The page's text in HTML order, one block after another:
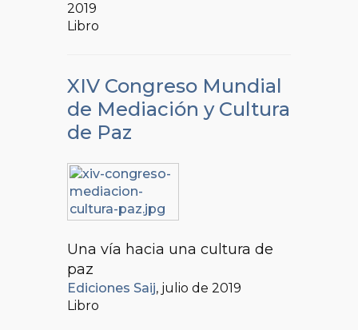
2019
Libro
XIV Congreso Mundial
de Mediación y Cultura
de Paz
Una vía hacia una cultura de
paz
Ediciones Saij, julio de 2019
Libro